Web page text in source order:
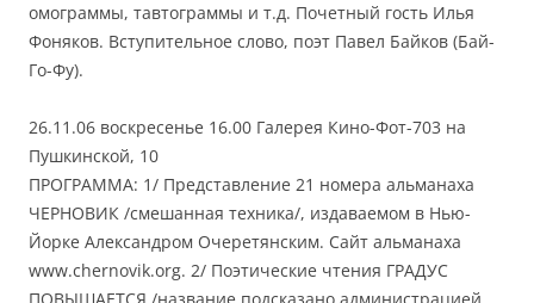
омограммы, тавтограммы и т.д. Почетный гость Илья
Фоняков. Вступительное слово, поэт Павел Байков (Бай-
Го-Фу).
26.11.06 воскресенье 16.00 Галерея Кино-Фот-703 на
Пушкинской, 10
ПРОГРАММА: 1/ Представление 21 номера альманаха
ЧЕРНОВИК /смешанная техника/, издаваемом в Нью-
Йорке Александром Очеретянским. Сайт альманаха
www.chernovik.org. 2/ Поэтические чтения ГРАДУС